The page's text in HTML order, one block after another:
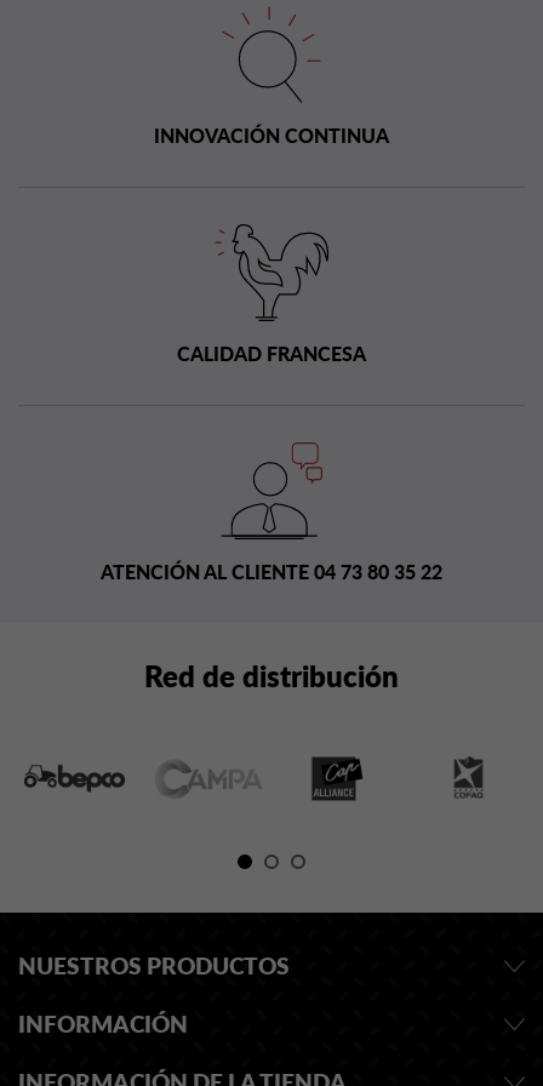
INNOVACIÓN CONTINUA
CALIDAD FRANCESA
ATENCIÓN AL CLIENTE 04 73 80 35 22
Red de distribución
NUESTROS PRODUCTOS
INFORMACIÓN